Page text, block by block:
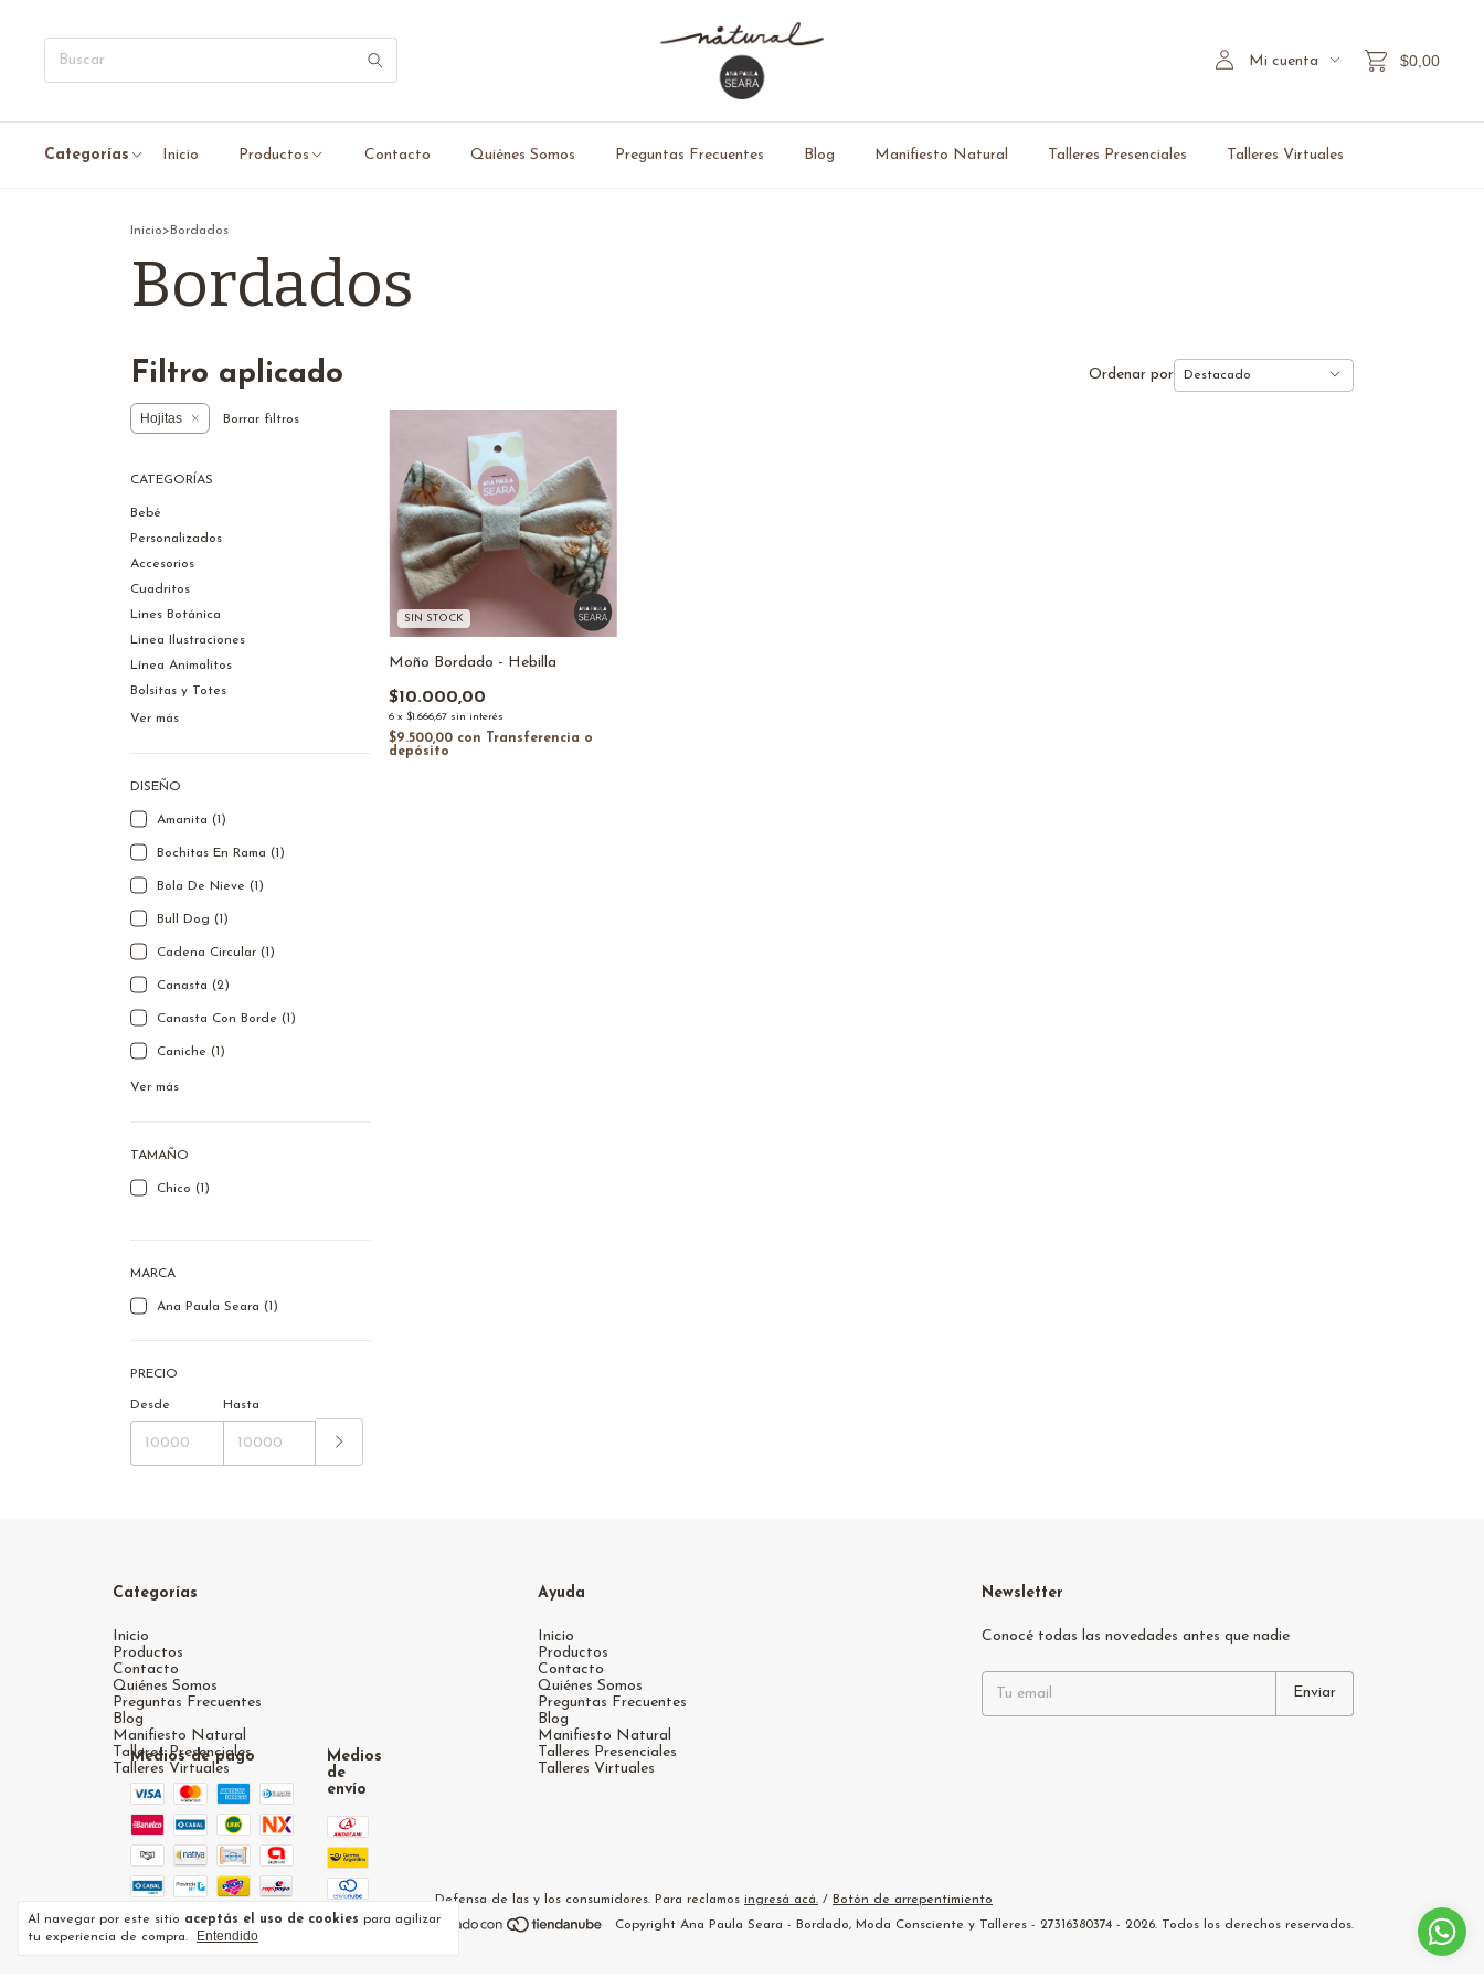
Mi cuenta $0,00
Categorías Inicio Productos Contacto Quiénes Somos Preguntas Frecuentes Blog Manifiesto Natural Talleres Presenciales Talleres Virtuales
Al navegar por este sitio aceptás el uso de cookies para agilizar
tu experiencia de compra.
Entendido
Inicio> Bordados
Bordados
Filtro aplicado
Hojitas Borrar filtros
CATEGORÍAS
Bebé
Personalizados
Accesorios
Cuadritos
Lines Botánica
Linea Ilustraciones
Línea Animalitos
Bolsitas y Totes
Ver más
DISEÑO
Amanita (1)
Bochitas En Rama (1)
Bola De Nieve (1)
Bull Dog (1)
Cadena Circular (1)
Canasta (2)
Canasta Con Borde (1)
Caniche (1)
Ver más
TAMAÑO
Chico (1)
MARCA
Ana Paula Seara (1)
PRECIO
Desde Hasta
Ordenar por
SIN STOCK
Moño Bordado - Hebilla
$10.000,00
6 x $1.666,67 sin interés
$9.500,00 con
Transferencia o
depósito
Categorías
Inicio
Productos
Contacto
Quiénes Somos
Preguntas Frecuentes
Blog
Manifiesto Natural
Talleres Presenciales
Talleres Virtuales
Ayuda
Inicio
Productos
Contacto
Quiénes Somos
Preguntas Frecuentes
Blog
Manifiesto Natural
Talleres Presenciales
Talleres Virtuales
Newsletter
Conocé todas las novedades antes que nadie
Medios de pago
Medios
de
envío
Defensa de las y los consumidores. Para reclamos ingresá acá. / Botón de arrepentimiento
Copyright Ana Paula Seara - Bordado, Moda Consciente y Talleres - 27316380374 - 2026. Todos los derechos reservados.